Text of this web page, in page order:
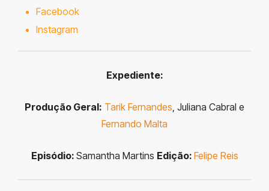
Facebook
Instagram
Expediente:
Produção Geral: Tarik Fernandes , Juliana Cabral e
Fernando Malta
Episódio: Samantha Martins Edição: Felipe Reis